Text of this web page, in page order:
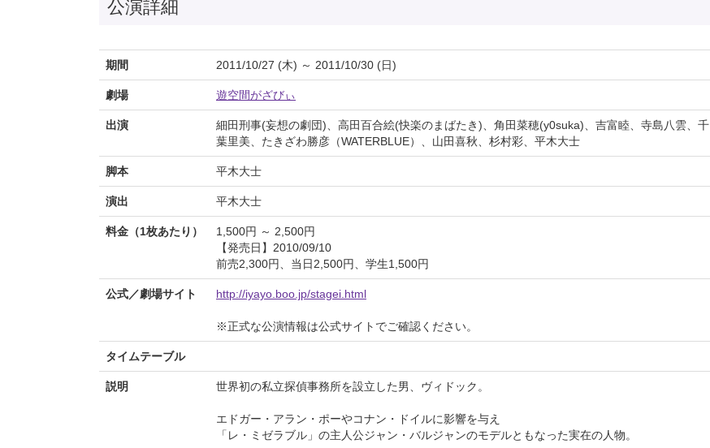
公演詳細
期間 2011/10/27 (木) ～ 2011/10/30 (日)
劇場 遊空間がざびぃ
出演
細田刑事(妄想の劇団)、高田百合絵(快楽のまばたき)、角田菜穂(y0suka)、吉富睦、寺島八雲、千
葉里美、たきざわ勝彦（WATERBLUE）、山田喜秋、杉村彩、平木大士
脚本 平木大士
演出 平木大士
料金（1枚あたり）
1,500円 ～ 2,500円
【発売日】2010/09/10
前売2,300円、当日2,500円、学生1,500円
公式／劇場サイト http://iyayo.boo.jp/stagei.html
※正式な公演情報は公式サイトでご確認ください。
タイムテーブル
説明 世界初の私立探偵事務所を設立した男、ヴィドック。
エドガー・アラン・ポーやコナン・ドイルに影響を与え
「レ・ミゼラブル」の主人公ジャン・バルジャンのモデルともなった実在の人物。